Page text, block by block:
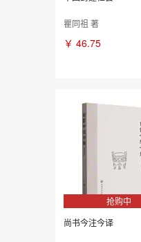
瞿同祖 著
￥ 46.75
抢购中
尚书今注今译